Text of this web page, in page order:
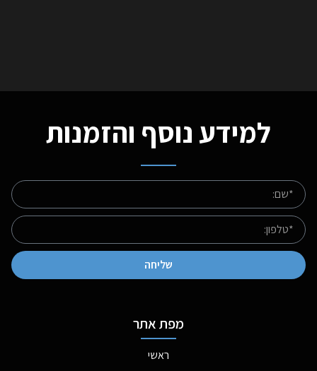
למידע נוסף והזמנות
שליחה
מפת אתר
ראשי